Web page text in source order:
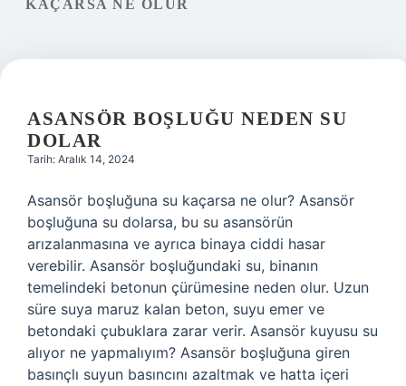
Hakkımızda
KAÇARSA NE OLUR
ASANSÖR BOŞLUĞU NEDEN SU
DOLAR
Tarih: Aralık 14, 2024
Asansör boşluğuna su kaçarsa ne olur? Asansör
boşluğuna su dolarsa, bu su asansörün
arızalanmasına ve ayrıca binaya ciddi hasar
verebilir. Asansör boşluğundaki su, binanın
temelindeki betonun çürümesine neden olur. Uzun
süre suya maruz kalan beton, suyu emer ve
betondaki çubuklara zarar verir. Asansör kuyusu su
alıyor ne yapmalıyım? Asansör boşluğuna giren
basınçlı suyun basıncını azaltmak ve hatta içeri